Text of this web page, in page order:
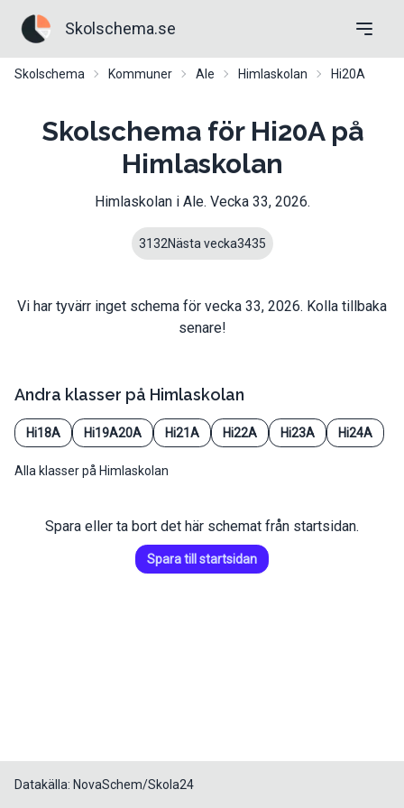
Skolschema.se
Skolschema Kommuner Ale Himlaskolan Hi20A
Skolschema för Hi20A på
Himlaskolan
Himlaskolani Ale. Vecka 33, 2026.
3132Nästa vecka3435
Vi har tyvärr inget schema för vecka 33, 2026. Kolla tillbaka
senare!
Andra klasser på Himlaskolan
Hi18A Hi19A20A Hi21A Hi22A Hi23A Hi24A
Alla klasser på Himlaskolan
Spara eller ta bort det här schemat från startsidan.
Spara till startsidan
Datakälla: NovaSchem/Skola24